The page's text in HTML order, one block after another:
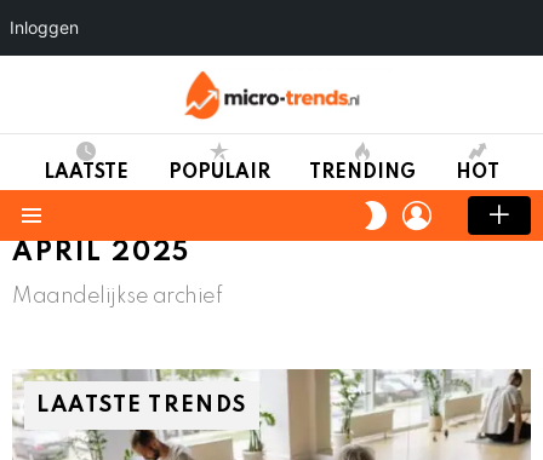
LAATSTE POPULAIR TRENDING HOT
SWITCH
SKIN
LOGIN
APRIL 2025
Maandelijkse archief
LAATSTE TRENDS
Inloggen